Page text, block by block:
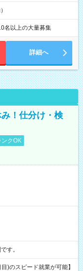
名以上の大量募集
詳細へ
！仕分け・検
ンクOK
です。
)のスピード就業が可能】